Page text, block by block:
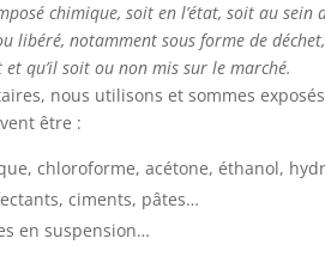
chimique, soit en l’état, soit au sein
libéré, notamment sous forme de
qu’il soit ou non mis sur le marché.
nous utilisons et sommes
être :
chloroforme, acétone, éthanol,
ciments, pâtes…
en suspension…